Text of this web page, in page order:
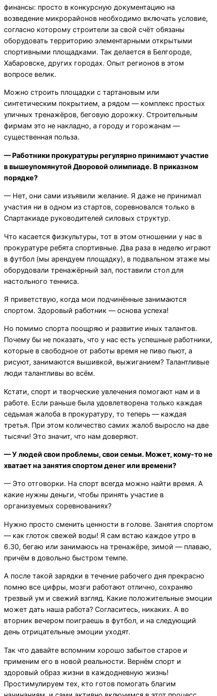
финансы: просто в конкурсную документацию на
возведение микрорайонов необходимо включать условие,
согласно которому строители за свой счёт обязаны
оборудовать территорию элементарными открытыми
спортивными площадками. Так делается в Белгороде,
Хабаровске, других городах. Опыт регионов в этом
вопросе велик.
Можно строить площадки с тартановым или
синтетическим покрытием, а рядом — комплекс простых
уличных тренажёров, беговую дорожку. Строительным
фирмам это не накладно, а городу и горожанам —
существенная польза.
— Работники прокуратуры регулярно принимают участие
в вышеупомянутой Дворовой олимпиаде. В приказном
порядке?
— Нет, они сами изъявили желание. Я даже не принимал
участия ни в одном из стартов, соревновался только в
Спартакиаде руководителей силовых структур.
Что касается физкультуры, тот в этом отношении у нас в
прокуратуре ребята спортивные. Два раза в неделю играют
в футбол (мы арендуем площадку), в подвальном этаже мы
оборудовали тренажёрный зал, поставили стол для
настольного тенниса.
Я приветствую, когда мои подчинённые занимаются
спортом. Здоровый работник — основа успеха!
Но помимо спорта поощряю и развитие иных талантов.
Почему бы не показать, что у нас есть успешные работники,
которые в свободное от работы время не пиво пьют, а
рисуют, занимаются вышивкой, выжиганием? Талантливые
люди талантливы во всём.
Кстати, спорт и творческие увлечения помогают нам и в
работе. Если раньше была удовлетворена только каждая
седьмая жалоба в прокуратуру, то теперь — каждая
третья. При этом количество самих жалоб выросло на две
тысячи! Это значит, что нам доверяют.
— У людей свои проблемы, свои семьи. Может, кому-то не
хватает на занятия спортом денег или времени?
— Это отговорки. На спорт всегда можно найти время. А
какие нужны деньги, чтобы принять участие в
организуемых соревнованиях?
Нужно просто сменить ценности в голове. Занятия спортом
— как глоток свежей воды! Я сам встаю каждое утро в
6.30, бегаю или занимаюсь на тренажёре, зимой — плаваю,
причём в довольно быстром темпе.
А после такой зарядки в течение рабочего дня прекрасно
помню все цифры, мозги работают отлично, сохраняю
трезвый ум и свежий взгляд. Какие положительные эмоции
может дать наша работа? Согласитесь, никаких. А во
вторник вечером поиграешь в футбол, и на следующий
день отрицательные эмоции уходят.
Так что давайте вспомним хорошо забытое старое и
применим его в новой реальности. Вернём спорт и
здоровый образ жизни в каждодневную жизнь!
Простимулируем тех, кто готов помогать благим